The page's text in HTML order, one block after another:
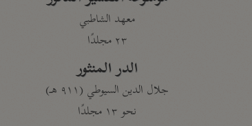
معهد الشاطبي
٢٣ مجلدًا
الدر المنثور
جلال الدين السيوطي (٩١١ هـ)
نحو ١٣ مجلدًا